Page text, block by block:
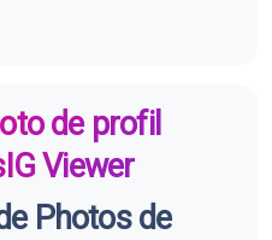
de profil
Viewer
Photos de